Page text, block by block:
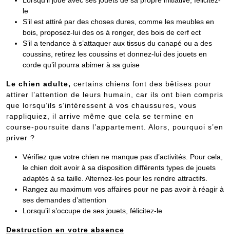
le
S’il est attiré par des choses dures, comme les meubles en
bois, proposez-lui des os à ronger, des bois de cerf ect
S’il a tendance à s’attaquer aux tissus du canapé ou a des
coussins, retirez les coussins et donnez-lui des jouets en
corde qu’il pourra abimer à sa guise
Le chien adulte, certains chiens font des bêtises pour
attirer l’attention de leurs humain, car ils ont bien compris
que lorsqu’ils s’intéressent à vos chaussures, vous
rappliquiez, il arrive même que cela se termine en
course-poursuite dans l’appartement. Alors, pourquoi s’en
priver ?
Vérifiez que votre chien ne manque pas d’activités. Pour cela,
le chien doit avoir à sa disposition différents types de jouets
adaptés à sa taille. Alternez-les pour les rendre attractifs.
Rangez au maximum vos affaires pour ne pas avoir à réagir à
ses demandes d’attention
Lorsqu’il s’occupe de ses jouets, félicitez-le
Destruction en votre absence